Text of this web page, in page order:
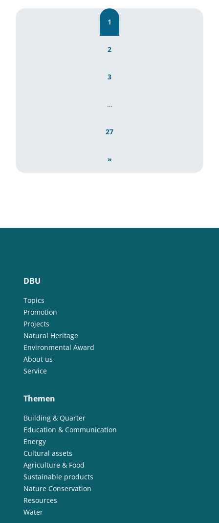
1
2
3
…
27
»
DBU
Topics
Promotion
Projects
Natural Heritage
Environmental Award
About us
Service
Themen
Building & Quarter
Education & Communication
Energy
Cultural assets
Agriculture & Food
Sustainable products
Nature Conservation
Resources
Water